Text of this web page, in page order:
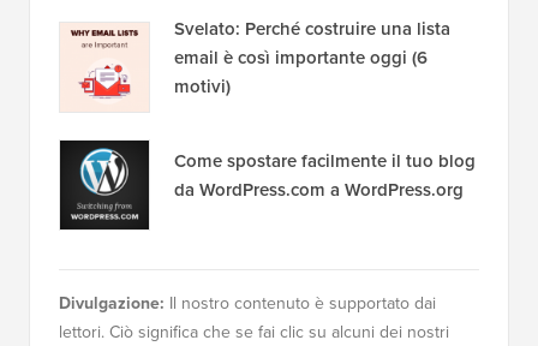
Svelato: Perché costruire una lista
email è così importante oggi (6
motivi)
Come spostare facilmente il tuo blog
da WordPress.com a WordPress.org
Divulgazione: Il nostro contenuto è supportato dai
lettori. Ciò significa che se fai clic su alcuni dei nostri